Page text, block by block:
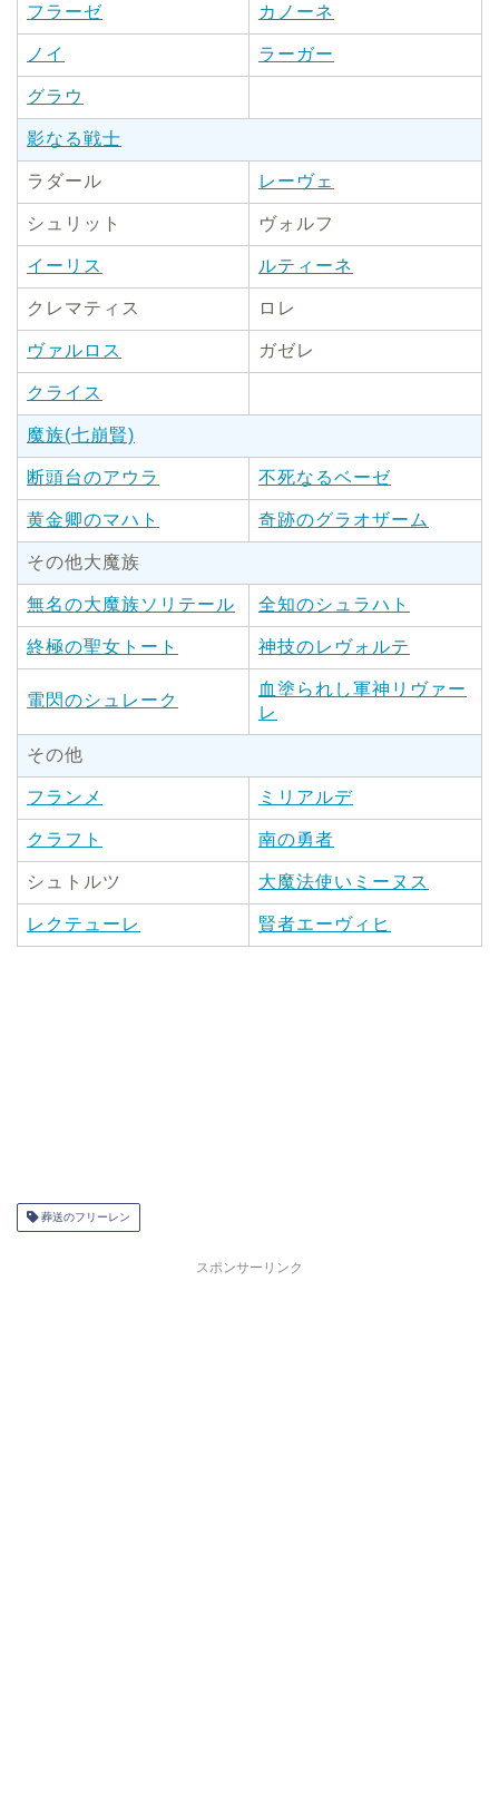
フラーゼ カノーネ
ノイ ラーガー
グラウ
影なる戦士
ラダール レーヴェ
シュリット ヴォルフ
イーリス ルティーネ
クレマティス ロレ
ヴァルロス ガゼレ
クライス
魔族(七崩賢)
断頭台のアウラ 不死なるベーゼ
黄金卿のマハト 奇跡のグラオザーム
その他大魔族
無名の大魔族ソリテール 全知のシュラハト
終極の聖女トート 神技のレヴォルテ
電閃のシュレーク
血塗られし軍神リヴァー
レ
その他
フランメ ミリアルデ
クラフト 南の勇者
シュトルツ 大魔法使いミーヌス
レクテューレ 賢者エーヴィヒ
葬送のフリーレン
スポンサーリンク